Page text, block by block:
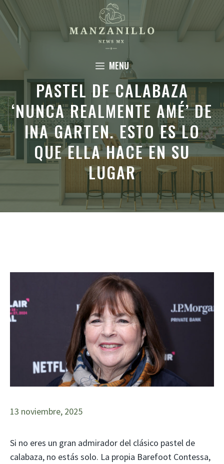
Saltar
al
contenido
MENU
PASTEL DE CALABAZA
‘NUNCA REALMENTE AMÉ’ DE
INA GARTEN. ESTO ES LO
QUE ELLA HACE EN SU
LUGAR
13 noviembre, 2025
Si no eres un gran admirador del clásico pastel de
calabaza, no estás solo. La propia Barefoot Contessa,